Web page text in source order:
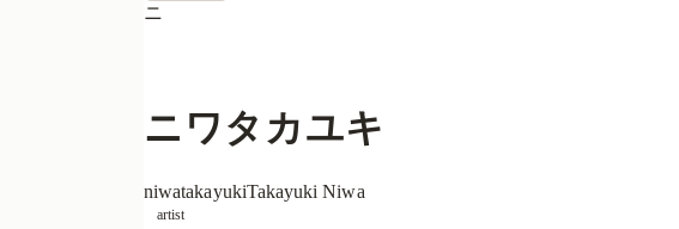
ニ
ニワタカユキ
niwatakayukiTakayuki Niwa
artist